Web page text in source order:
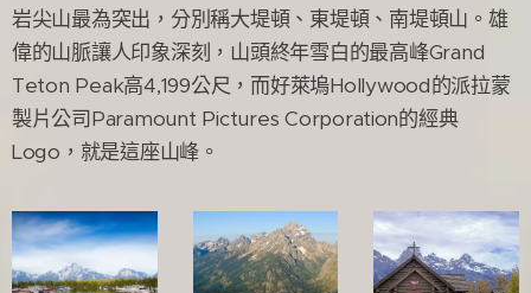
岩尖山最為突出，分別稱大堤頓、東堤頓、南堤頓山。雄
偉的山脈讓人印象深刻，山頭終年雪白的最高峰Grand
Teton Peak高4,199公尺，而好萊塢Hollywood的派拉蒙
製片公司Paramount Pictures Corporation的經典
Logo，就是這座山峰。